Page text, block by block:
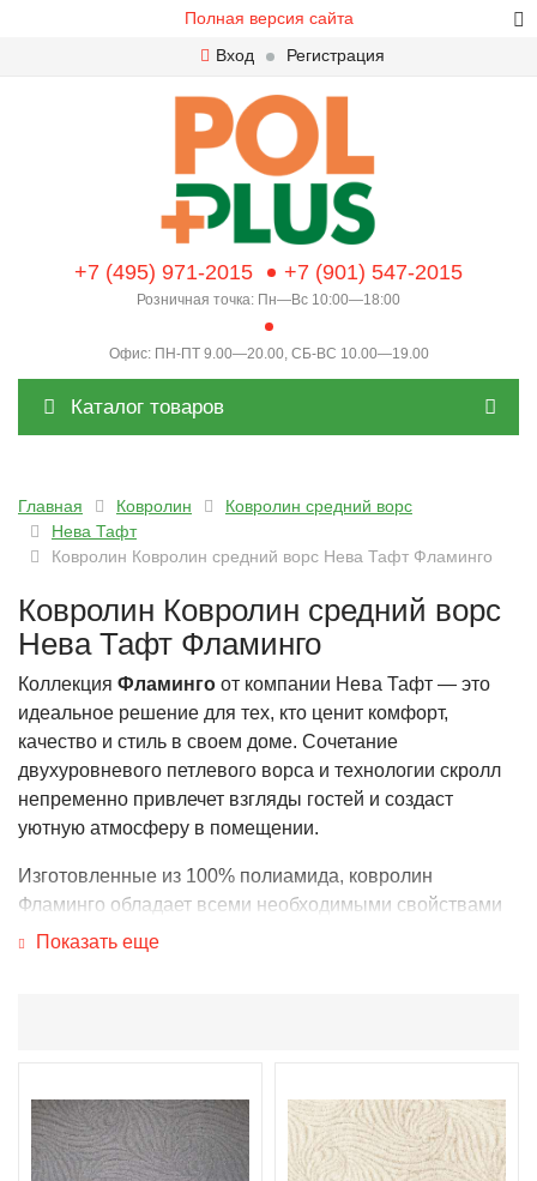
Полная версия сайта
Вход
Регистрация
+7 (495) 971-2015 +7 (901) 547-2015
Розничная точка: Пн—Вс 10:00—18:00
Офис: ПН-ПТ 9.00—20.00, СБ-ВС 10.00—19.00
Каталог товаров
Главная Ковролин
Ковролин средний ворс
Нева Тафт
Ковролин Ковролин средний ворс Нева Тафт Фламинго
Ковролин Ковролин средний ворс
Нева Тафт Фламинго
Коллекция Фламинго от компании Нева Тафт — это
идеальное решение для тех, кто ценит комфорт,
качество и стиль в своем доме. Сочетание
двухуровневого петлевого ворса и технологии скролл
непременно привлечет взгляды гостей и создаст
уютную атмосферу в помещении.
Изготовленные из 100% полиамида, ковролин
Фламинго обладает всеми необходимыми свойствами
для долговечного использования: устойчивость к
Выбирая ковровое покрытие из коллекции «Фламинго»,
вы получите не только красивый и стильный элемент
Показать еще